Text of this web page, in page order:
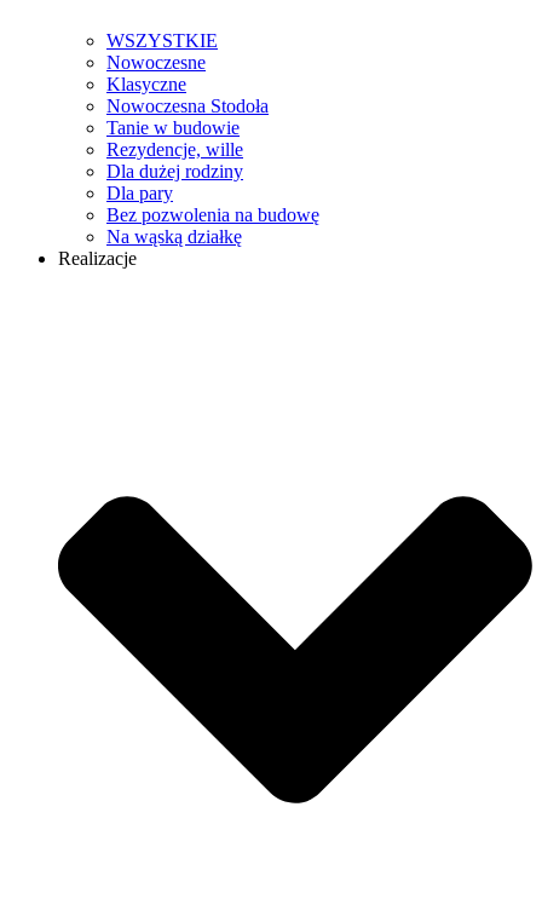
WSZYSTKIE
Nowoczesne
Klasyczne
Nowoczesna Stodoła
Tanie w budowie
Rezydencje, wille
Dla dużej rodziny
Dla pary
Bez pozwolenia na budowę
Na wąską działkę
Realizacje